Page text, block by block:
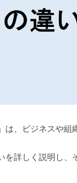
」は、ビジネスや組
を詳しく説明し